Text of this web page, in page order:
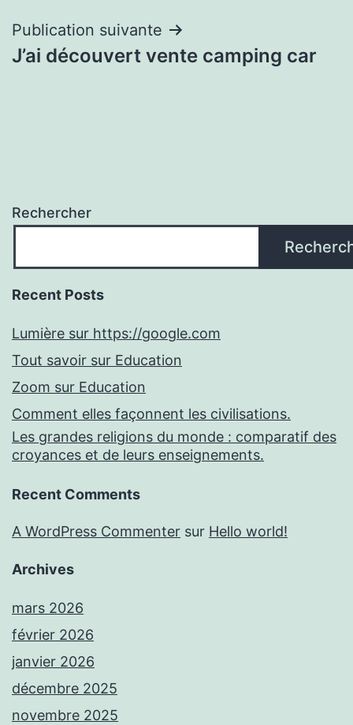
Publication suivante
J’ai découvert vente camping car
Rechercher
Recent Posts
Lumière sur https://google.com
Tout savoir sur Education
Zoom sur Education
Comment elles façonnent les civilisations.
Les grandes religions du monde : comparatif des
croyances et de leurs enseignements.
Recent Comments
A WordPress Commenter sur Hello world!
Archives
mars 2026
février 2026
janvier 2026
décembre 2025
novembre 2025